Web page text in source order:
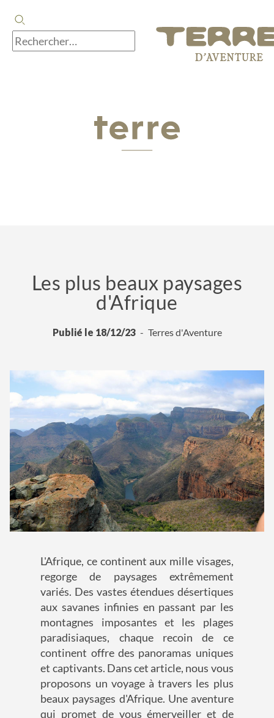
Les plus beaux paysages
d'Afrique
Publié le 18/12/23 Terres d'Aventure
L'Afrique, ce continent aux mille visages,
regorge de paysages extrêmement
variés. Des vastes étendues désertiques
aux savanes infinies en passant par les
montagnes imposantes et les plages
paradisiaques, chaque recoin de ce
continent offre des panoramas uniques
et captivants. Dans cet article, nous vous
proposons un voyage à travers les plus
beaux paysages d'Afrique. Une aventure
qui promet de vous émerveiller et de